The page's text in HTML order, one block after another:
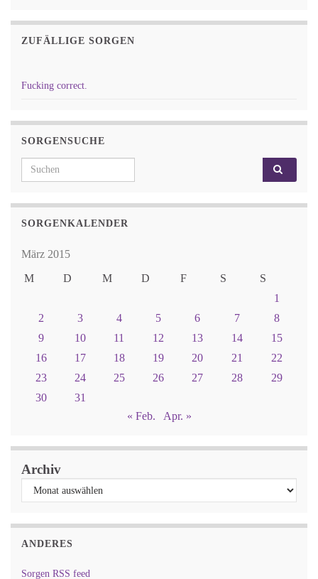
ZUFÄLLIGE SORGEN
Fucking correct.
SORGENSUCHE
Search for:
SORGENKALENDER
März 2015
M
D M D F S
S
1
2
3 4 5 6 7
8
9
10 11 12 13 14
15
16
17 18 19 20 21
22
23
24 25 26 27 28
29
30
31
« Feb.
Apr. »
Archiv
ANDERES
Sorgen RSS feed